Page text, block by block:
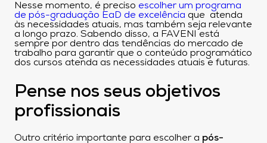
Nesse momento, é preciso escolher um programa
de pós-graduação EaD de excelência que atenda
às necessidades atuais, mas também seja relevante
a longo prazo. Sabendo disso, a FAVENI está
sempre por dentro das tendências do mercado de
trabalho para garantir que o conteúdo programático
dos cursos atenda as necessidades atuais e futuras.
Pense nos seus objetivos
profissionais
Outro critério importante para escolher a pós-